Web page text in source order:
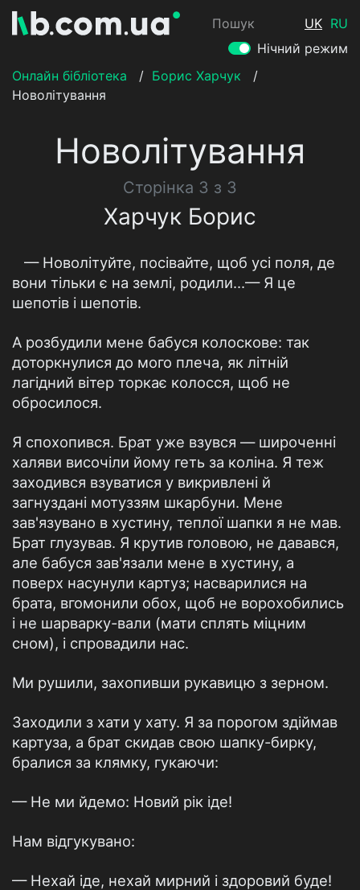
Пошук UK RU
Нічний режим
Онлайн бібліотека
/ Борис Харчук
/
Новолітування
Новолітування
Сторінка 3 з 3
Харчук Борис
— Новолітуйте, посівайте, щоб усі поля, де
вони тільки є на землі, родили...— Я це
шепотів і шепотів.
А розбудили мене бабуся колоскове: так
доторкнулися до мого плеча, як літній
лагідний вітер торкає колосся, щоб не
обросилося.
Я спохопився. Брат уже взувся — широченні
халяви височіли йому геть за коліна. Я теж
заходився взуватися у викривлені й
загнуздані мотуззям шкарбуни. Мене
зав'язувано в хустину, теплої шапки я не мав.
Брат глузував. Я крутив головою, не давався,
але бабуся зав'язали мене в хустину, а
поверх насунули картуз; насварилися на
брата, вгомонили обох, щоб не ворохобились
і не шарварку-вали (мати сплять міцним
сном), і спровадили нас.
Ми рушили, захопивши рукавицю з зерном.
Заходили з хати у хату. Я за порогом здіймав
картуза, а брат скидав свою шапку-бирку,
бралися за клямку, гукаючи:
— Не ми йдемо: Новий рік іде!
Нам відгукувано:
— Нехай іде, нехай мирний і здоровий буде!